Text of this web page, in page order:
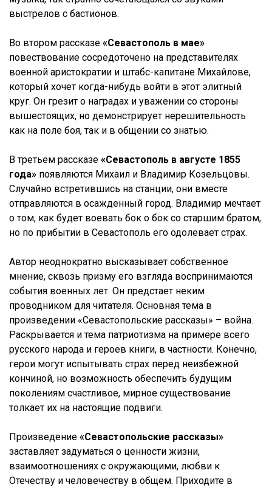
выстрелов с бастионов.
Во втором рассказе «Севастополь в мае»
повествование сосредоточено на представителях
военной аристократии и штабс-капитане Михайлове,
который хочет когда-нибудь войти в этот элитный
круг. Он грезит о наградах и уважении со стороны
вышестоящих, но демонстрирует нерешительность
как на поле боя, так и в общении со знатью.
В третьем рассказе «Севастополь в августе 1855
года» появляются Михаил и Владимир Козельцовы.
Случайно встретившись на станции, они вместе
отправляются в осажденный город. Владимир мечтает
о том, как будет воевать бок о бок со старшим братом,
но по прибытии в Севастополь его одолевает страх.
Автор неоднократно высказывает собственное
мнение, сквозь призму его взгляда воспринимаются
события военных лет. Он предстает неким
проводником для читателя. Основная тема в
произведении «Севастопольские рассказы» – война.
Раскрывается и тема патриотизма на примере всего
русского народа и героев книги, в частности. Конечно,
герои могут испытывать страх перед неизбежной
кончиной, но возможность обеспечить будущим
поколениям счастливое, мирное существование
толкает их на настоящие подвиги.
Произведение «Севастопольские рассказы»
заставляет задуматься о ценности жизни,
взаимоотношениях с окружающими, любви к
Отечеству и человечеству в общем. Приходите в